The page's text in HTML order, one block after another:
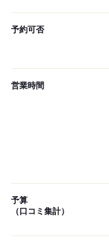
予約可否
営業時間
予算
（口コミ集計）